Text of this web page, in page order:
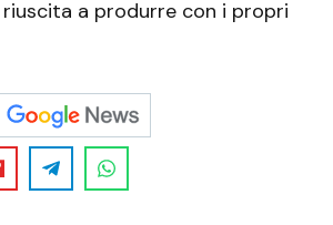
a produrre con i propri